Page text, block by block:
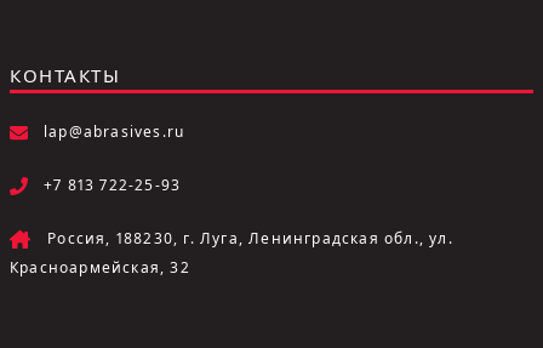
КОНТАКТЫ
lap@abrasives.ru
+7 813 722-25-93
Россия, 188230, г. Луга, Ленинградская обл., ул.
Красноармейская, 32